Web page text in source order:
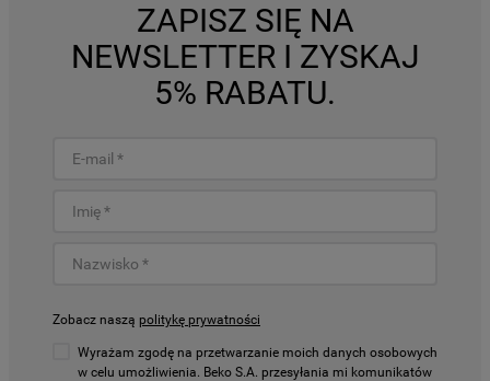
ZAPISZ SIĘ NA
NEWSLETTER I ZYSKAJ
5% RABATU.
Zobacz naszą politykę prywatności
Wyrażam zgodę na przetwarzanie moich danych osobowych
w celu umożliwienia. Beko S.A. przesyłania mi komunikatów